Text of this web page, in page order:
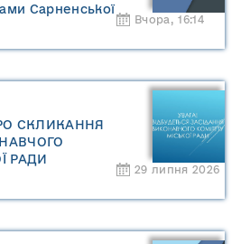
Сарненської
громади» та
Сарненської
громади»
Вчора, 16:14
СКЛИКАННЯ
РАДИ
29 липня 2026